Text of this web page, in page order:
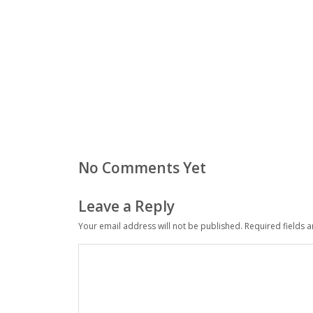
No Comments Yet
Leave a Reply
Your email address will not be published. Required fields